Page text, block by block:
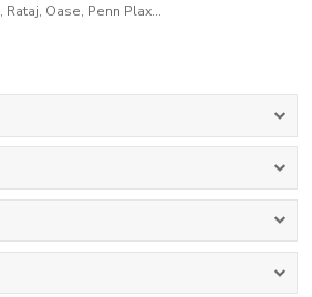
Rataj, Oase, Penn Plax...